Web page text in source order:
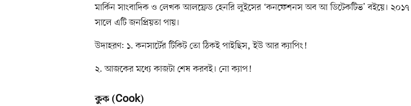
মার্কিন সাংবাদিক ও লেখক আলফ্রেড হেনরি লুইসের ‘কনফেশনস অব আ ডিটেকটিভ’ বইয়ে। ২০১৭
সালে এটি জনপ্রিয়তা পায়।
উদাহরণ: ১. কনসার্টের টিকিট তো ঠিকই পাইছিস, ইউ আর ক্যাপিং!
২. আজকের মধ্যে কাজটা শেষ করবই। নো ক্যাপ!
কুক (Cook)